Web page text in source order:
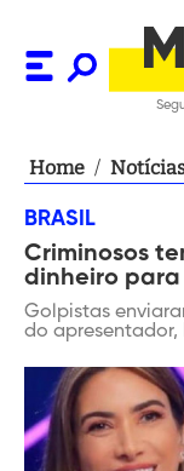
Home /
BRASIL
Criminosos
dinheiro para
Golpistas
do apresentador,